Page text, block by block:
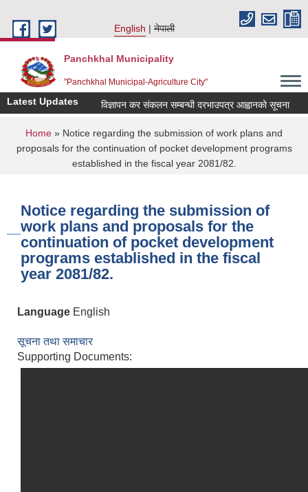
English
नेपाली
Panchkhal Municipality
"Panchkhal Municipal-Agriculture City"
Latest Updates विज्ञापन कर संकलन सम्बन्धी दरभाउपत्र आह्वानको सूचना
You are here
Home » Notice regarding the submission of work plans and
proposals for the continuation of pocket development programs
established in the fiscal year 2081/82.
Notice regarding the submission of
work plans and proposals for the
continuation of pocket development
programs established in the fiscal
year 2081/82.
Language English
सूचना तथा समाचार
Supporting Documents: